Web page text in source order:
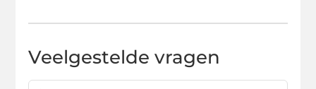
Veelgestelde vragen